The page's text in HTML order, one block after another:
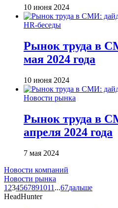
10 июня 2024
HR-беседы
Рынок труда в
мая 2024 года
10 июня 2024
Новости рынка
Рынок труда в
апреля 2024 года
7 мая 2024
Новости компаний
Новости рынка
1 234567891011 ...67дальше
HeadHunter